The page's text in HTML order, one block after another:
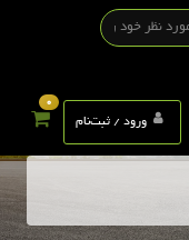
ورود / ثبت‌نام
0